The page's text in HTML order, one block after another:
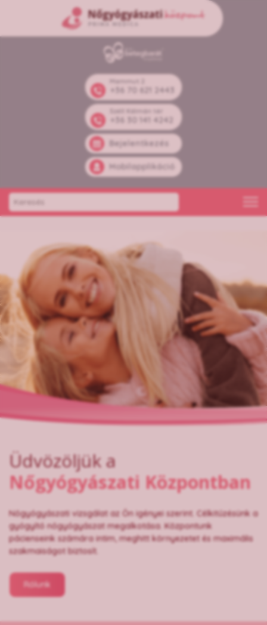
Mammut 2
+36 70 621 2443
Széll Kálmán tér
+36 30 141 4242
Bejelentkezés
Mobilapplikáció
Üdvözöljük a
Nőgyógyászati Központban
Nőgyógyászati vizsgálat az Ön igényei szerint. Célkitűzésünk a
gyógyító nőgyógyászat megalkotása. Központunk
pácienseink számára intim, meghitt környezetet és maximális
szakmaiságot biztosít.
Rólunk